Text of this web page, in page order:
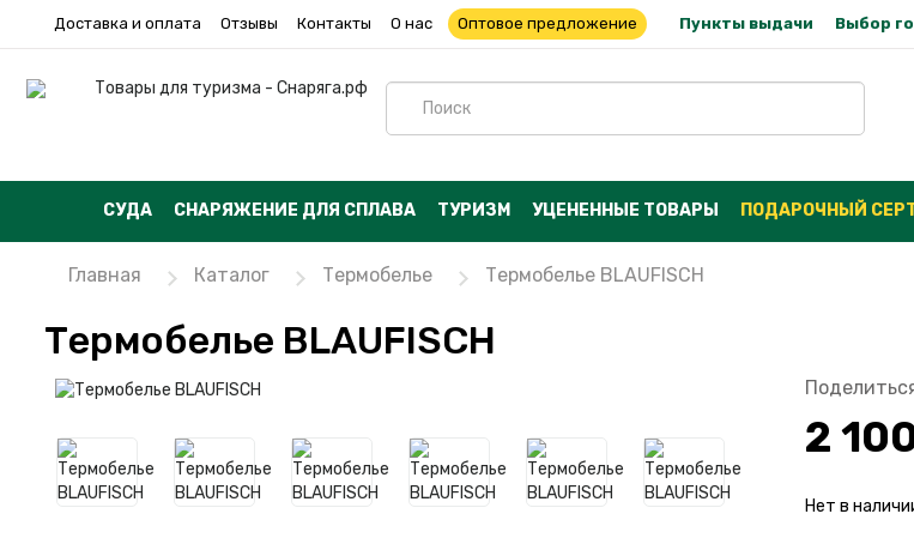
Доставка и оплата Отзывы Контакты О нас Оптовое предложение Пункты выдачи Выбор
СУДА СНАРЯЖЕНИЕ ДЛЯ СПЛАВА ТУРИЗМ УЦЕНЕННЫЕ ТОВАРЫ ПОДАРОЧНЫЙ
Главная Каталог Термобелье Термобелье BLAUFISCH
Термобелье BLAUFISCH
2
Нет в